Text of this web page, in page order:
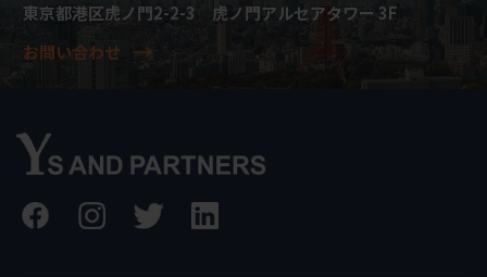
東京都港区虎ノ門2-2-3 虎ノ門アルセアタワー 3F
お問い合わせ